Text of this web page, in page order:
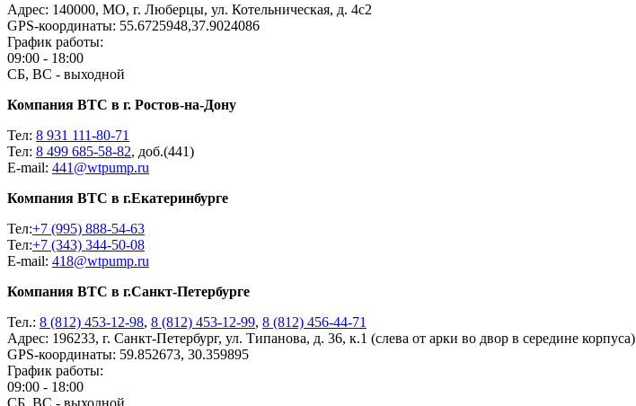
Адрес: 140000, МО, г. Люберцы, ул. Котельническая, д. 4с2
GPS-координаты: 55.6725948,37.9024086
График работы:
09:00 - 18:00
СБ, ВС - выходной
Компания ВТС в г. Ростов-на-Дону
Тел: 8 931 111-80-71‬
Тел: 8 499 685-58-82‬‬, доб.(441)
E-mail: 441@wtpump.ru
Компания ВТС в г.Екатеринбурге
Тел:+7 (995) 888-54-63
Тел:+7 (343) 344-50-08
E-mail: 418@wtpump.ru
Компания ВТС в г.Санкт-Петербурге
Тел.: 8 (812) 453-12-98, 8 (812) 453-12-99, 8 (812) 456-44-71
Адрес: 196233, г. Санкт-Петербург, ул. Типанова, д. 36, к.1 (слева от арки во двор в середине корпуса)
GPS-координаты: 59.852673, 30.359895
График работы:
09:00 - 18:00
СБ, ВС - выходной